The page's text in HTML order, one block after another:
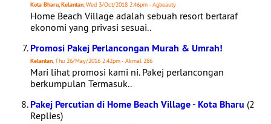
Kota Bharu, Kelantan, Wed 3/Oct/2018 2:46pm - Agbeauty
Home Beach Village adalah sebuah resort bertaraf
ekonomi yang privasi sesuai..
Promosi Pakej Perlancongan Murah & Umrah!
Kelantan, Thu 26/May/2016 2:42pm - Akmal 286
Mari lihat promosi kami ni. Pakej perlancongan
berkumpulan Termasuk..
Pakej Percutian di Home Beach Village - Kota Bharu (2
Replies)